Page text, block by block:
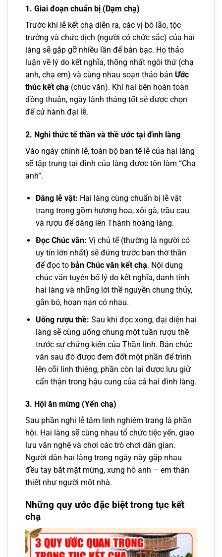
1. Giai đoạn chuẩn bị (Dạm chạ)
Trước khi lễ kết chạ diễn ra, các vị bô lão, tộc
trưởng và chức dịch (người có chức sắc) của hai
làng sẽ gặp gỡ nhiều lần để bàn bạc. Họ thảo
luận về lý do kết nghĩa, thống nhất ngôi thứ (chạ
anh, chạ em) và cùng nhau soạn thảo bản Ước
thúc kết chạ (chúc văn). Khi hai bên hoàn toàn
đồng thuận, ngày lành tháng tốt sẽ được chọn
để cử hành đại lễ.
2. Nghi thức tế thần và thề ước tại đình làng
Vào ngày chính lễ, toàn bộ ban tế lễ của hai làng
sẽ tập trung tại đình của làng được tôn làm “Chạ
anh”.
Dâng lễ vật: Hai làng cùng chuẩn bị lễ vật
trang trọng gồm hương hoa, xôi gà, trầu cau
và rượu để dâng lên Thành hoàng làng.
Đọc Chúc văn: Vị chủ tế (thường là người có
uy tín lớn nhất) sẽ đứng trước ban thờ thần
để đọc to bản Chúc văn kết chạ. Nội dung
chúc văn tuyên bố lý do kết nghĩa, danh tính
hai làng và những lời thề nguyền chung thủy,
gắn bó, hoạn nạn có nhau.
Uống rượu thề: Sau khi đọc xong, đại diện hai
làng sẽ cùng uống chung một tuần rượu thề
trước sự chứng kiến của Thần linh. Bản chúc
văn sau đó được đem đốt một phần để trình
lên cõi linh thiêng, phần còn lại được lưu giữ
cẩn thận trong hậu cung của cả hai đình làng.
3. Hội ăn mừng (Yến chạ)
Sau phần nghi lễ tâm linh nghiêm trang là phần
hội. Hai làng sẽ cùng nhau tổ chức tiệc yến, giao
lưu văn nghệ và chơi các trò chơi dân gian.
Người dân hai làng trong ngày này gặp nhau
đều tay bắt mặt mừng, xưng hô anh – em thân
thiết như người một nhà.
Những quy ước đặc biệt trong tục kết
chạ